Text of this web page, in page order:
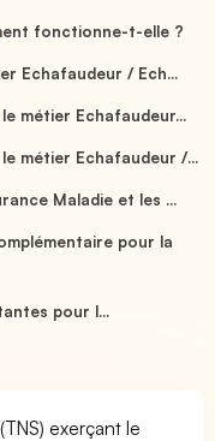
fonctionne-t-elle ?
Echafaudeur / Ech...
métier Echafaudeur...
métier Echafaudeur /...
Maladie et les ...
pour la
pour l...
exerçant le